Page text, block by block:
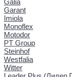
Garant
Imiola
Monoflex
Motodor
PT Group
Steinhof
Westfalia
Witter